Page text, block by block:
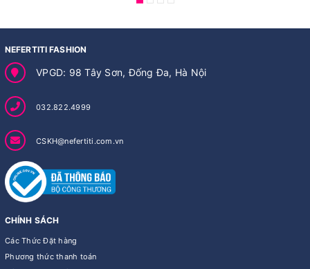
NEFERTITI FASHION
VPGD: 98 Tây Sơn, Đống Đa, Hà Nội
032.822.4999
CSKH@nefertiti.com.vn
CHÍNH SÁCH
Các Thức Đặt hàng
Phương thức thanh toán